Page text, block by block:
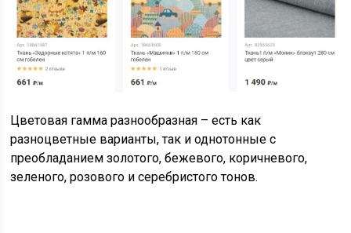
Цветовая гамма разнообразная – есть как
разноцветные варианты, так и однотонные с
преобладанием золотого, бежевого, коричневого,
зеленого, розового и серебристого тонов.